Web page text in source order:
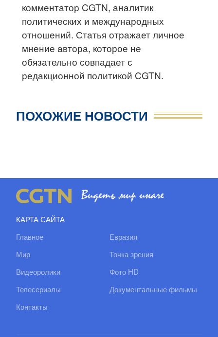
комментатор CGTN, аналитик
политических и международных
отношений. Статья отражает личное
мнение автора, которое не
обязательно совпадает с
редакционной политикой CGTN.
ПОХОЖИЕ НОВОСТИ
КАРТА САЙТА
Главное
Евразия
Мир
Точка зрения
Видеоролики
Фото HD
Телесериалы
Документальные фильмы
Контакты